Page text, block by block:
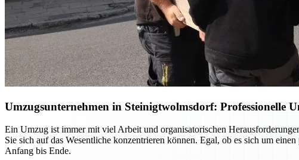
Umzugsunternehmen in Steinigtwolmsdorf: Professionelle
Ein Umzug ist immer mit viel Arbeit und organisatorischen
Sie sich auf das Wesentliche konzentrieren können. Egal, ob es sich um
Anfang bis Ende.